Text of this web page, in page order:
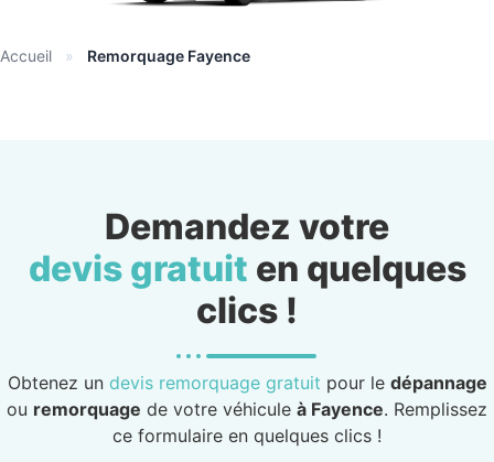
Accueil » Remorquage Fayence
Demandez votre
devis gratuit en quelques
clics !
Obtenez un devis remorquage gratuit pour le dépannage
ou remorquage de votre véhicule à Fayence. Remplissez
ce formulaire en quelques clics !